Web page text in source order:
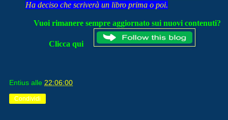
Ha deciso che scriverà un libro prima o poi.
Vuoi rimanere sempre aggiornato sui nuovi contenuti?
Clicca qui
Entius alle 22:06:00
Condividi